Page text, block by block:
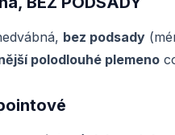
bez podsady
polodlouhé plemeno